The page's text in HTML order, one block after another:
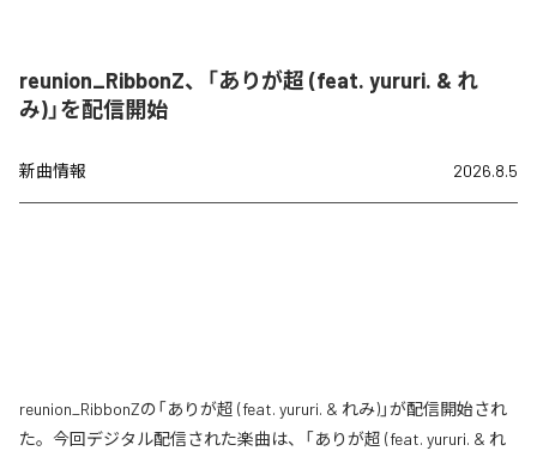
reunion_RibbonZ、「ありが超 (feat. yururi. & れ
み)」を配信開始
新曲情報 2026.8.5
reunion_RibbonZの「ありが超 (feat. yururi. & れみ)」が配信開始され
た。今回デジタル配信された楽曲は、「ありが超 (feat. yururi. & れ